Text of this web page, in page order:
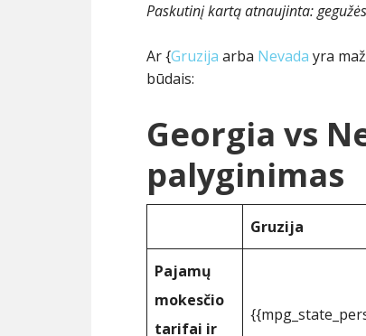
Paskutinį kartą atnaujinta:
Ar {Gruzija arba Nevada yra
būdais:
Georgia vs
palyginimas
Gruzija
Pajamų
mokesčio
tarifai ir